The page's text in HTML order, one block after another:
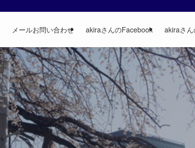
メールお問い合わせ akiraさんのFacebook akiraさ